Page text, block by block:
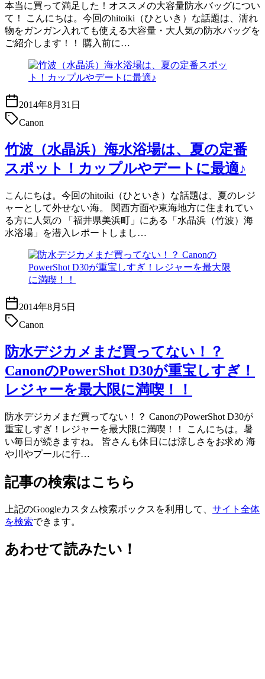
本当に買って満足した！オススメの大容量防水バッグについ
て！ こんにちは。今回のhitoiki（ひといき）な話題は、濡れ
物をガンガン入れても使える大容量・大人気の防水バッグを
ご紹介します！！ 購入前に…
2014年8月31日
Canon
竹波（水晶浜）海水浴場は、夏の定番
スポット！カップルやデートに最適♪
こんにちは。今回のhitoiki（ひといき）な話題は、夏のレジ
ャーとして外せない海。 関西方面や東海地方に住まれてい
る方に人気の 「福井県美浜町」にある「水晶浜（竹波）海
水浴場」を潜入レポートしまし…
2014年8月5日
Canon
防水デジカメまだ買ってない！？
CanonのPowerShot D30が重宝しすぎ！
レジャーを最大限に満喫！！
防水デジカメまだ買ってない！？ CanonのPowerShot D30が
重宝しすぎ！レジャーを最大限に満喫！！ こんにちは。暑
い毎日が続きますね。 皆さんも休日には涼しさをお求め 海
や川やプールに行…
記事の検索はこちら
上記のGoogleカスタム検索ボックスを利用して、 サイト全体
を検索できます。
あわせて読みたい！